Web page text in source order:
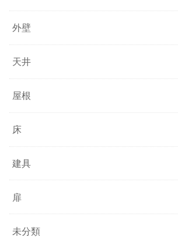
外壁
天井
屋根
床
建具
扉
未分類